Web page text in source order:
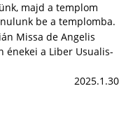
majd a templom
be a templomba.
Missa de Angelis
énekei a Liber Usualis-
2025.1.30